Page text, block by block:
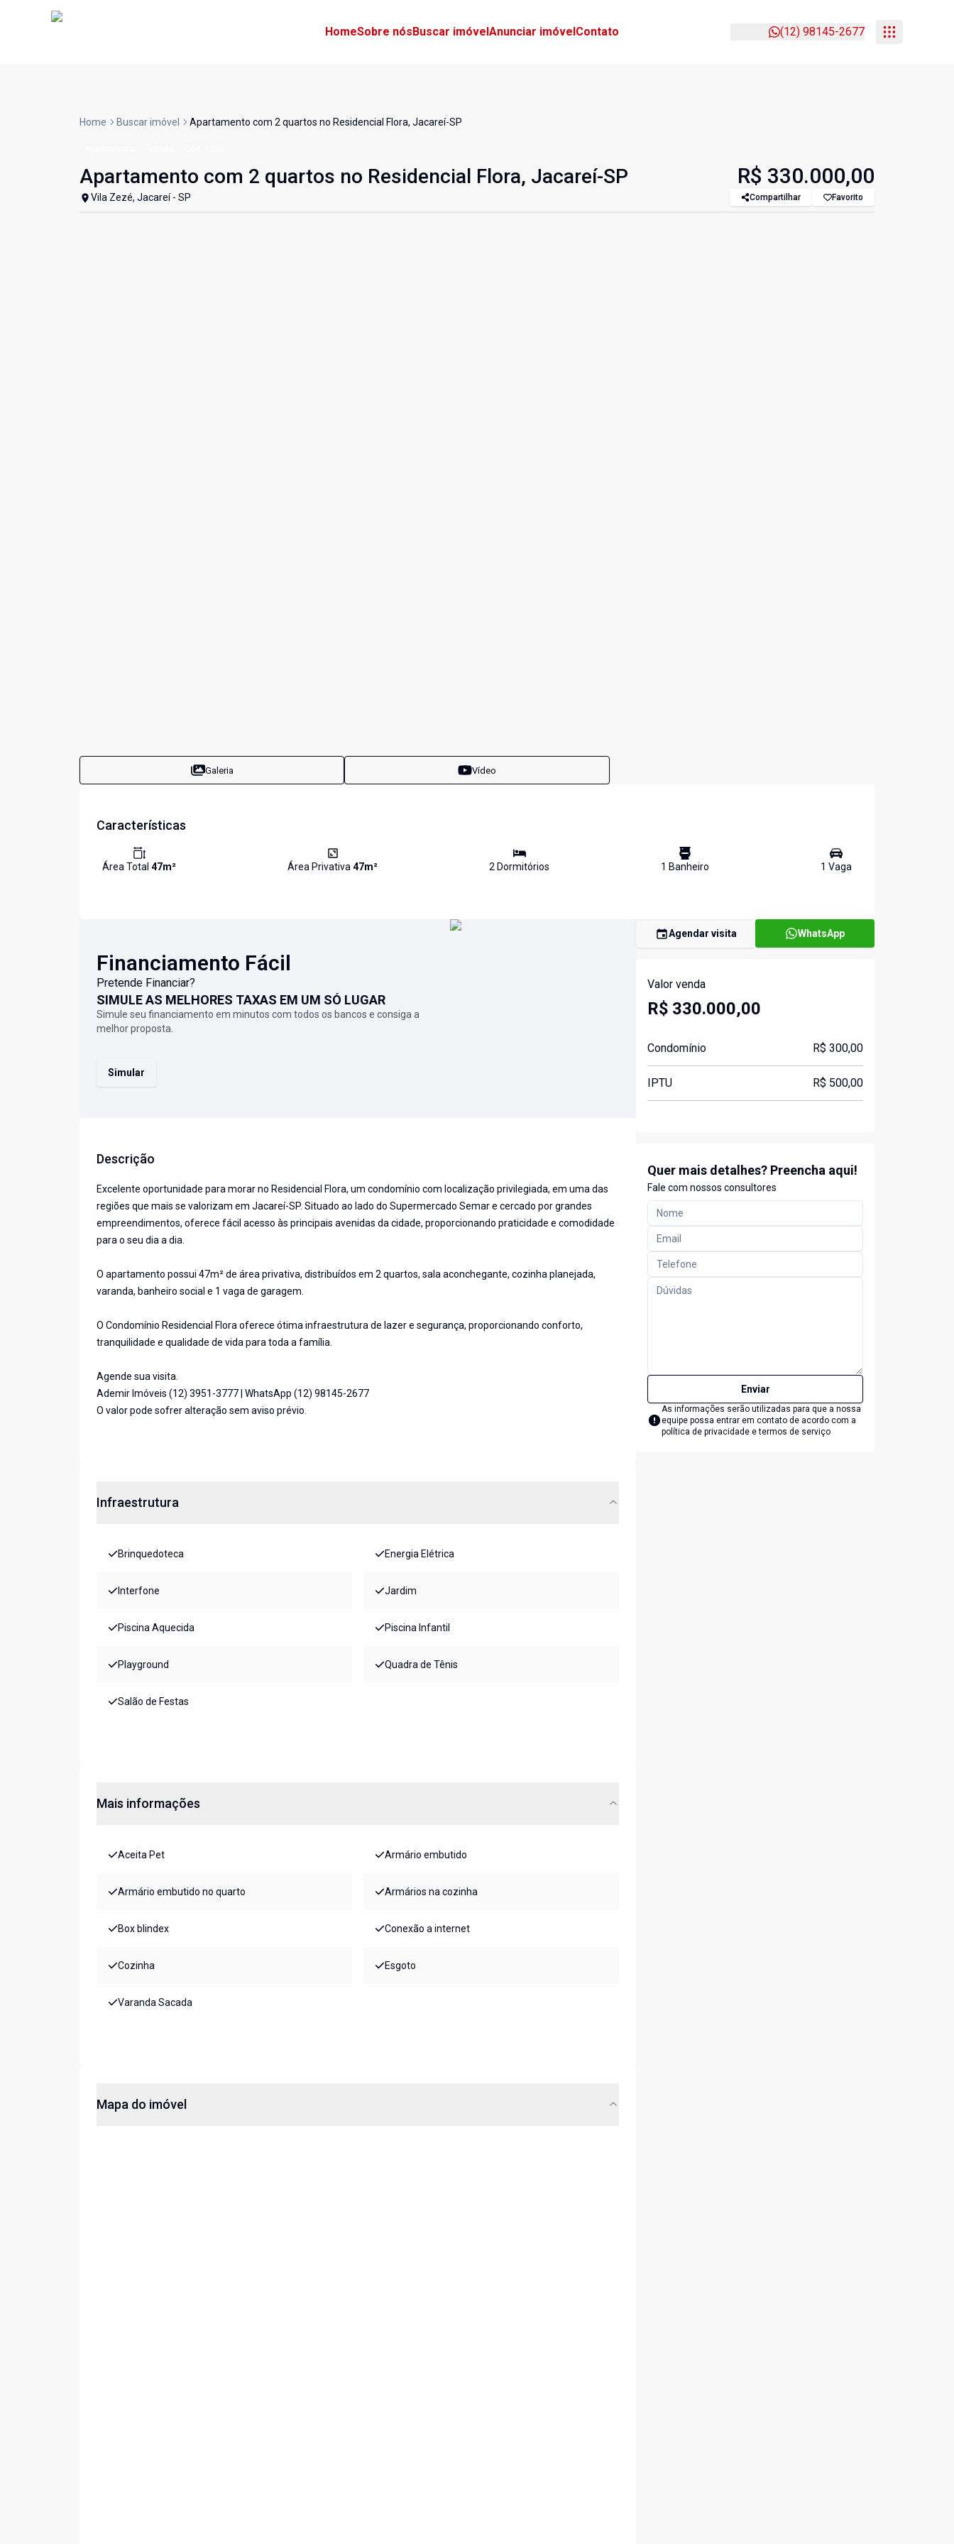
HomeSobre nósBuscar imóvelAnunciar imóvelContato (12) 98145-2677
Home Buscar imóvel Apartamento com 2 quartos no Residencial Flora, Jacareí-SP
Apartamento com 2 quartos no Residencial Flora, Jacareí-SP
Vila Zezé, Jacareí - SP
R$ 330.000,00
Compartilhar Favorito
Galeria Vídeo
Características
Área Total 47m² Área Privativa47m² 2 Dormitórios 1 Banheiro 1 Vaga
Financiamento Fácil
Pretende Financiar?
SIMULE AS MELHORES TAXAS EM UM SÓ LUGAR
Simule seu financiamento em minutos com todos os bancos e consiga a
melhor proposta.
Simular
Descrição
Excelente oportunidade para morar no Residencial Flora, um condomínio com localização privilegiada, em uma das
regiões que mais se valorizam em Jacareí-SP. Situado ao lado do Supermercado Semar e cercado por grandes
empreendimentos, oferece fácil acesso às principais avenidas da cidade, proporcionando praticidade e comodidade
para o seu dia a dia.
O apartamento possui 47m² de área privativa, distribuídos em 2 quartos, sala aconchegante, cozinha planejada,
varanda, banheiro social e 1 vaga de garagem.
O Condomínio Residencial Flora oferece ótima infraestrutura de lazer e segurança, proporcionando conforto,
tranquilidade e qualidade de vida para toda a família.
Agende sua visita.
Ademir Imóveis (12) 3951-3777 | WhatsApp (12) 98145-2677
O valor pode sofrer alteração sem aviso prévio.
Infraestrutura
Brinquedoteca Energia Elétrica
Interfone Jardim
Piscina Aquecida Piscina Infantil
Playground Quadra de Tênis
Salão de Festas
Mais informações
Aceita Pet Armário embutido
Armário embutido no quarto Armários na cozinha
Box blindex Conexão a internet
Cozinha Esgoto
Varanda Sacada
Mapa do imóvel
Agendar visita WhatsApp
Valor venda
R$ 330.000,00
Condomínio R$ 300,00
IPTU R$ 500,00
Quer mais detalhes? Preencha aqui!
Fale com nossos consultores
Enviar
As informações serão utilizadas para que a nossa
equipe possa entrar em contato de acordo com a
política de privacidade e termos de serviço